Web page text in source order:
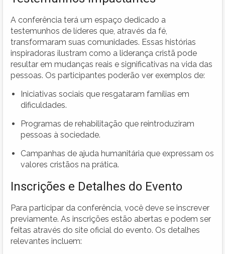
A conferência terá um espaço dedicado a
testemunhos de líderes que, através da fé,
transformaram suas comunidades. Essas histórias
inspiradoras ilustram como a liderança cristã pode
resultar em mudanças reais e significativas na vida das
pessoas. Os participantes poderão ver exemplos de:
Iniciativas sociais que resgataram famílias em
dificuldades.
Programas de rehabilitação que reintroduziram
pessoas à sociedade.
Campanhas de ajuda humanitária que expressam os
valores cristãos na prática.
Inscrições e Detalhes do Evento
Para participar da conferência, você deve se inscrever
previamente. As inscrições estão abertas e podem ser
feitas através do site oficial do evento. Os detalhes
relevantes incluem: